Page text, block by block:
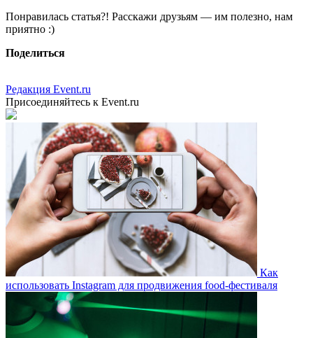
Понравилась статья?! Расскажи друзьям — им полезно, нам
приятно :)
Поделиться
Редакция Event.ru
Присоединяйтесь к Event.ru
Как
использовать Instagram для продвижения food-фестиваля